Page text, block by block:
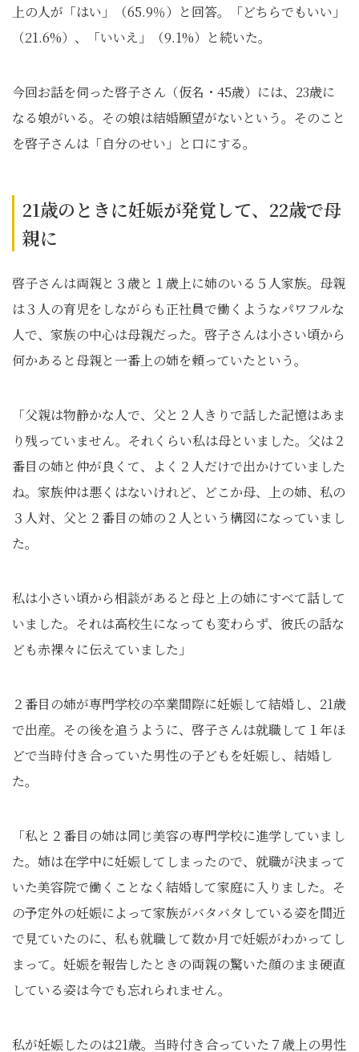
上の人が「はい」（65.9％）と回答。「どちらでもいい」
（21.6%）、「いいえ」（9.1%）と続いた。
今回お話を伺った啓子さん（仮名・45歳）には、23歳に
なる娘がいる。その娘は結婚願望がないという。そのこと
を啓子さんは「自分のせい」と口にする。
21歳のときに妊娠が発覚して、22歳で母
親に
啓子さんは両親と３歳と１歳上に姉のいる５人家族。母親
は３人の育児をしながらも正社員で働くようなパワフルな
人で、家族の中心は母親だった。啓子さんは小さい頃から
何かあると母親と一番上の姉を頼っていたという。
「父親は物静かな人で、父と２人きりで話した記憶はあま
り残っていません。それくらい私は母といました。父は２
番目の姉と仲が良くて、よく２人だけで出かけていました
ね。家族仲は悪くはないけれど、どこか母、上の姉、私の
３人対、父と２番目の姉の２人という構図になっていまし
た。
私は小さい頃から相談があると母と上の姉にすべて話して
いました。それは高校生になっても変わらず、彼氏の話な
ども赤裸々に伝えていました」
２番目の姉が専門学校の卒業間際に妊娠して結婚し、21歳
で出産。その後を追うように、啓子さんは就職して１年ほ
どで当時付き合っていた男性の子どもを妊娠し、結婚し
た。
「私と２番目の姉は同じ美容の専門学校に進学していまし
た。姉は在学中に妊娠してしまったので、就職が決まって
いた美容院で働くことなく結婚して家庭に入りました。そ
の予定外の妊娠によって家族がバタバタしている姿を間近
で見ていたのに、私も就職して数か月で妊娠がわかってし
まって。妊娠を報告したときの両親の驚いた顔のまま硬直
している姿は今でも忘れられません。
私が妊娠したのは21歳。当時付き合っていた７歳上の男性